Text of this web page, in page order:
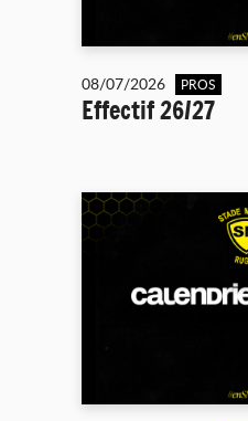
08/07/2026 PROS
Effectif 26/27